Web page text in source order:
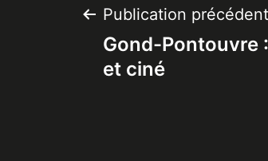
de
Publication
Gond-Pontouvre
et ciné